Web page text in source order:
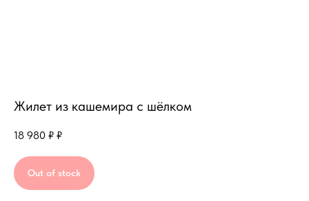
Жилет из кашемира с шёлком
18 980 ₽ ₽
Out of stock